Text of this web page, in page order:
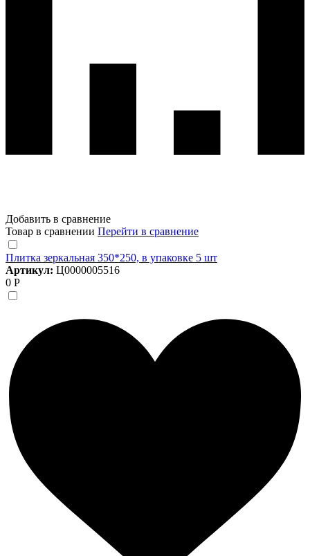
Добавить в сравнение
Товар в сравнении Перейти в сравнение
Плитка зеркальная 350*250, в упаковке 5 шт
Артикул: Ц0000005516
0 Р